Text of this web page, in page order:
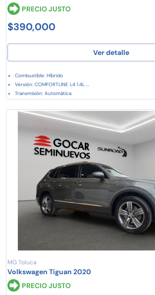
PRECIO JUSTO
$390,000
Ver detalle
Combustible: Híbrido
Versión: COMFORTLINE L4 1.4L ...
Transmisión: Automática
MG Toluca
Volkswagen Tiguan 2020
PRECIO JUSTO